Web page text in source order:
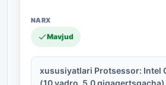
Mavjud
xususiyatlari Protsessor: Intel
(10 yadro, 5,0